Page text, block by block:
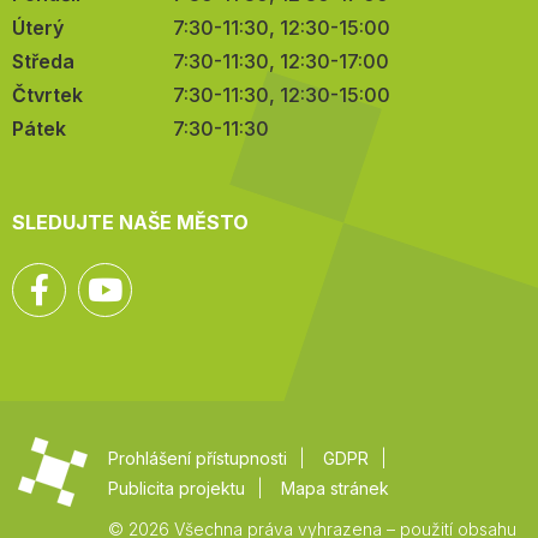
Úterý
7:30-11:30, 12:30-15:00
Středa
7:30-11:30, 12:30-17:00
Čtvrtek
7:30-11:30, 12:30-15:00
Pátek
7:30-11:30
SLEDUJTE NAŠE MĚSTO
Facebook
Prohlášení přístupnosti
GDPR
Publicita projektu
Mapa stránek
© 2026 Všechna práva vyhrazena – použití obsahu